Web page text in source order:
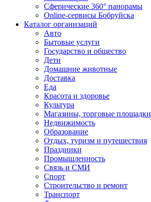
Сферические 360° панорамы
Online-сервисы Бобруйска
Каталог организаций
Авто
Бытовые услуги
Государство и общество
Дети
Домашние животные
Доставка
Еда
Красота и здоровье
Культура
Магазины, торговые площадки
Недвижимость
Образование
Отдых, туризм и путешествия
Праздники
Промышленность
Связь и СМИ
Спорт
Строительство и ремонт
Транспорт